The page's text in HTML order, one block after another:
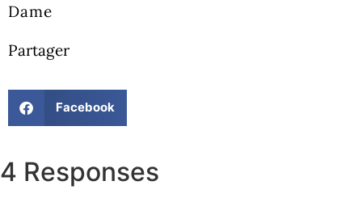
Dame
Partager
Facebook
4 Responses